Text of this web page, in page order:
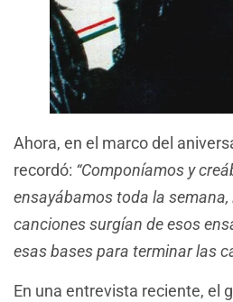
Ahora, en el marco del
recordó: “Componíamos y
ensayábamos toda la
canciones surgían de esos
esas bases para terminar las
En una entrevista reciente, el